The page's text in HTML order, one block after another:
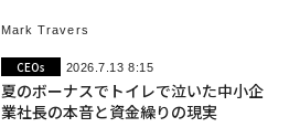
Mark Travers
CEOs 2026.7.13 8:15
夏のボーナスでトイレで泣いた中小企
業社長の本音と資金繰りの現実